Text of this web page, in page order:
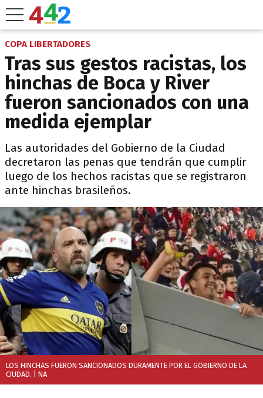
COPA LIBERTADORES
Tras sus gestos racistas, los
hinchas de Boca y River
fueron sancionados con una
medida ejemplar
Las autoridades del Gobierno de la Ciudad
decretaron las penas que tendrán que cumplir
luego de los hechos racistas que se registraron
ante hinchas brasileños.
LOS HINCHAS FUERON SANCIONADOS DURAMENTE POR EL GOBIERNO DE LA
CIUDAD. | NA